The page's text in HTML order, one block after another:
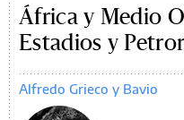
África y Medio
Estadios y
Alfredo Grieco y Bavio